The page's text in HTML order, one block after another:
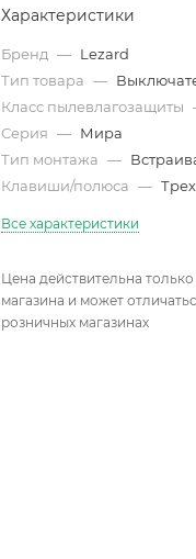
Характеристики
Бренд — Lezard
Тип товара —
Класс пылевлагозащиты
Серия — Мира
Тип монтажа —
Клавиши/полюса —
Все характеристики
Цена действительна
магазина и может
розничных магазинах